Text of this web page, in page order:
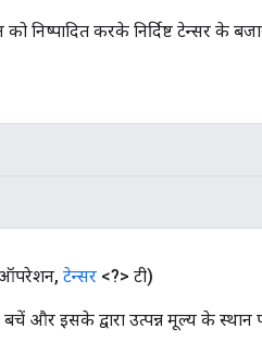
को निष्पादित करके निर्दिष्ट टेन्सर के
ऑपरेशन, टेन्सर <?> टी)
और इसके द्वारा उत्पन्न मूल्य के स्थान